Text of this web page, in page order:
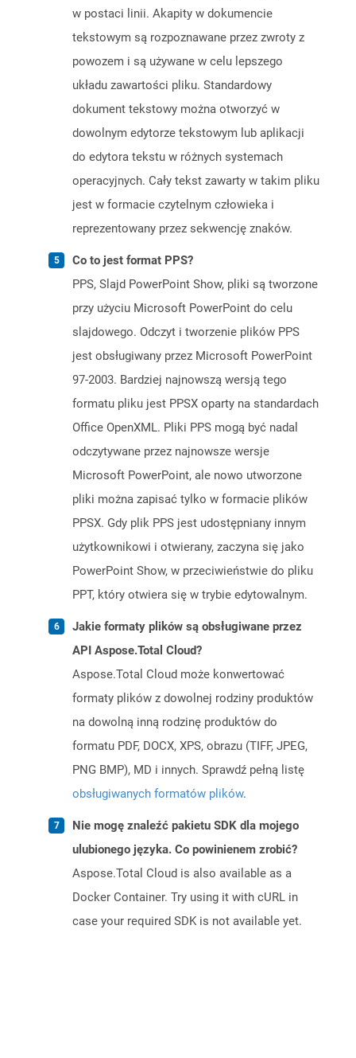
w postaci linii. Akapity w dokumencie
tekstowym są rozpoznawane przez zwroty z
powozem i są używane w celu lepszego
układu zawartości pliku. Standardowy
dokument tekstowy można otworzyć w
dowolnym edytorze tekstowym lub aplikacji
do edytora tekstu w różnych systemach
operacyjnych. Cały tekst zawarty w takim pliku
jest w formacie czytelnym człowieka i
reprezentowany przez sekwencję znaków.
Co to jest format PPS?
PPS, Slajd PowerPoint Show, pliki są tworzone
przy użyciu Microsoft PowerPoint do celu
slajdowego. Odczyt i tworzenie plików PPS
jest obsługiwany przez Microsoft PowerPoint
97-2003. Bardziej najnowszą wersją tego
formatu pliku jest PPSX oparty na standardach
Office OpenXML. Pliki PPS mogą być nadal
odczytywane przez najnowsze wersje
Microsoft PowerPoint, ale nowo utworzone
pliki można zapisać tylko w formacie plików
PPSX. Gdy plik PPS jest udostępniany innym
użytkownikowi i otwierany, zaczyna się jako
PowerPoint Show, w przeciwieństwie do pliku
PPT, który otwiera się w trybie edytowalnym.
Jakie formaty plików są obsługiwane przez
API Aspose.Total Cloud?
Aspose.Total Cloud może konwertować
formaty plików z dowolnej rodziny produktów
na dowolną inną rodzinę produktów do
formatu PDF, DOCX, XPS, obrazu (TIFF, JPEG,
PNG BMP), MD i innych. Sprawdź pełną listę
obsługiwanych formatów plików.
Nie mogę znaleźć pakietu SDK dla mojego
ulubionego języka. Co powinienem zrobić?
Aspose.Total Cloud is also available as a
Docker Container. Try using it with cURL in
case your required SDK is not available yet.